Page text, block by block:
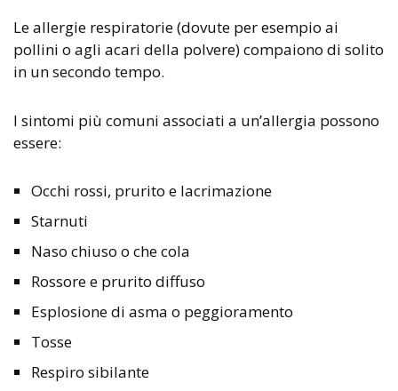
Le allergie respiratorie (dovute per esempio ai
pollini o agli acari della polvere) compaiono di solito
in un secondo tempo.
I sintomi più comuni associati a un’allergia possono
essere:
Occhi rossi, prurito e lacrimazione
Starnuti
Naso chiuso o che cola
Rossore e prurito diffuso
Esplosione di asma o peggioramento
Tosse
Respiro sibilante